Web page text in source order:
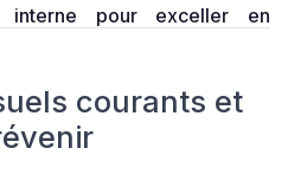
interne pour exceller en
courants et